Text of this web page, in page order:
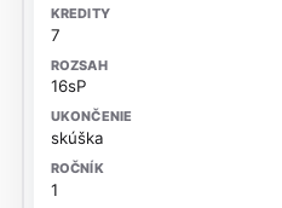
7
16sP
skúška
1